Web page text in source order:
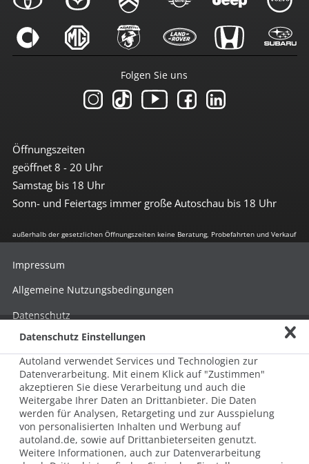
Öffnungszeiten
geöffnet 8 - 20 Uhr
Samstag bis 18 Uhr
Sonn- und Feiertags immer große Autoschau bis 18 Uhr
Folgen Sie uns
außerhalb der gesetzlichen Öffnungszeiten keine Beratung, Probefahrten und Verkauf
© 2026 AUTOLAND 24 SE & Co. Betriebs KG
Werner-von-Siemens-Str. 2, 06796 Brehna, Deutschland
Impressum
Allgemeine Nutzungsbedingungen
Datenschutz
Hinweisgebersystem nach HinSchG
Beschwerde nach LkSG
Grundsatzerklärung zum LkSG
Datenschutz Einstellungen
Autoland verwendet Services und Technologien zur
Datenverarbeitung. Mit einem Klick auf "Zustimmen"
akzeptieren Sie diese Verarbeitung und auch die
Weitergabe Ihrer Daten an Drittanbieter. Die Daten
werden für Analysen, Retargeting und zur Ausspielung
von personalisierten Inhalten und Werbung auf
autoland.de, sowie auf Drittanbieterseiten genutzt.
Weitere Informationen, auch zur Datenverarbeitung